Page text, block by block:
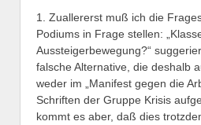
1. Zuallererst muß ich die
Podiums in Frage stellen:
Aussteigerbewegung?“
falsche Alternative, die deshalb
weder im „Manifest gegen die
Schriften der Gruppe Krisis
kommt es aber, daß dies